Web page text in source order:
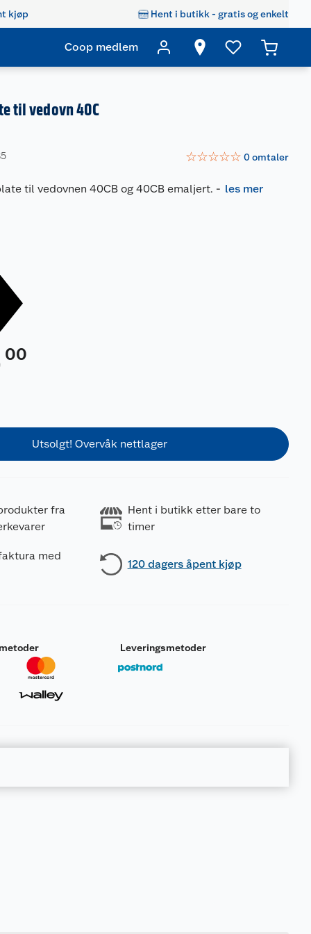
kjøp Hent i butikk - gratis og enkelt
Coop medlem
til vedovn 40C
☆☆☆☆☆ 0omtaler
til vedovnen 40CB og 40CB emaljert. - les mer
00
Utsolgt! Overvåk nettlager
fra
Hent i butikk etter bare to
timer
med
120 dagers åpent kjøp
Leveringsmetoder